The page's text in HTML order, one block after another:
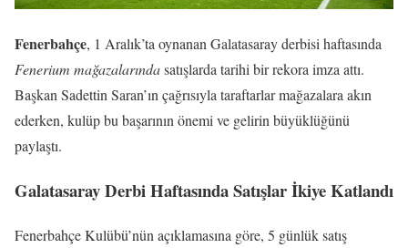
Fenerbahçe, 1 Aralık’ta oynanan Galatasaray derbisi haftasında
Fenerium mağazalarındasatışlarda tarihi bir rekora imza attı.
Başkan Sadettin Saran’ın çağrısıyla taraftarlar mağazalara akın
ederken, kulüp bu başarının önemi ve gelirin büyüklüğünü
paylaştı.
Galatasaray Derbi Haftasında Satışlar İkiye Katlandı
Fenerbahçe Kulübü’nün açıklamasına göre, 5 günlük satış